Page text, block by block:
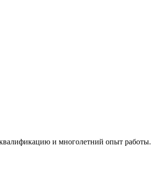
и многолетний опыт работы.